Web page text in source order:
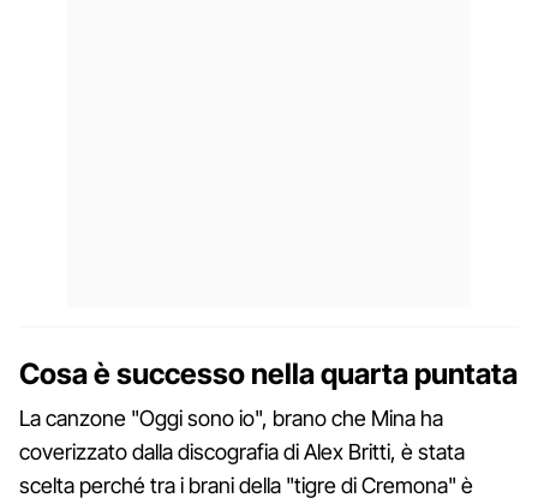
Cosa è successo nella quarta puntata
La canzone "Oggi sono io", brano che Mina ha
coverizzato dalla discografia di Alex Britti, è stata
scelta perché tra i brani della "tigre di Cremona" è